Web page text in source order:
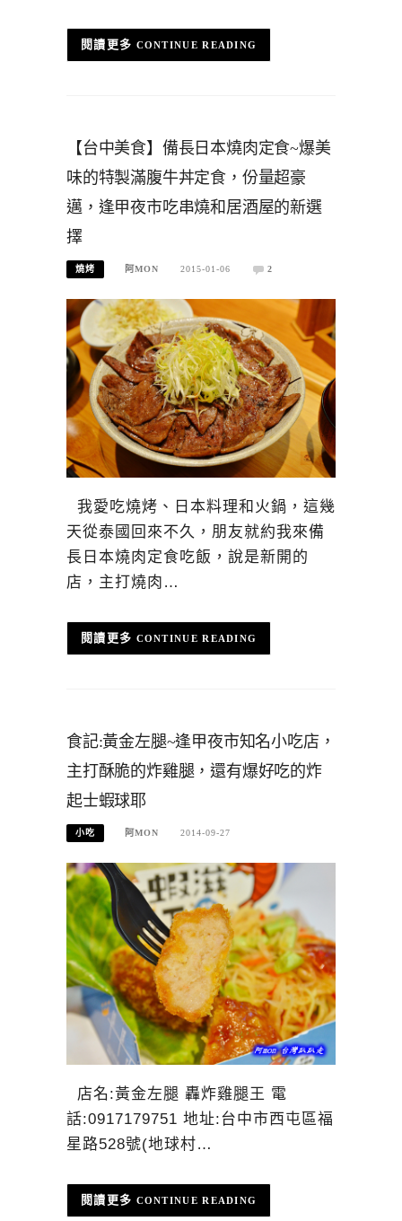
CONTINUE READING
【台中美食】備長日本燒肉定食~爆美
味的特製滿腹牛丼定食，份量超豪
邁，逢甲夜市吃串燒和居酒屋的新選
擇
燒烤 阿MON 2015-01-06 2
我愛吃燒烤、日本料理和火鍋，這幾
天從泰國回來不久，朋友就約我來備
長日本燒肉定食吃飯，說是新開的
店，主打燒肉…
CONTINUE READING
食記:黃金左腿~逢甲夜市知名小吃店，
主打酥脆的炸雞腿，還有爆好吃的炸
起士蝦球耶
小吃 阿MON 2014-09-27
店名:黃金左腿 轟炸雞腿王 電
話:0917179751 地址:台中市西屯區福
星路528號(地球村…
CONTINUE READING